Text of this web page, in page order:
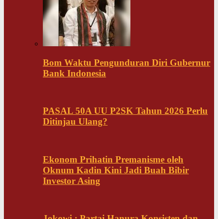
Bom Waktu Pengunduran Diri Gubernur
Bank Indonesia
PASAL 50A UU P2SK Tahun 2026 Perlu
Ditinjau Ulang?
Ekonom Prihatin Premanisme oleh
Oknum Kadin Kini Jadi Buah Bibir
Investor Asing